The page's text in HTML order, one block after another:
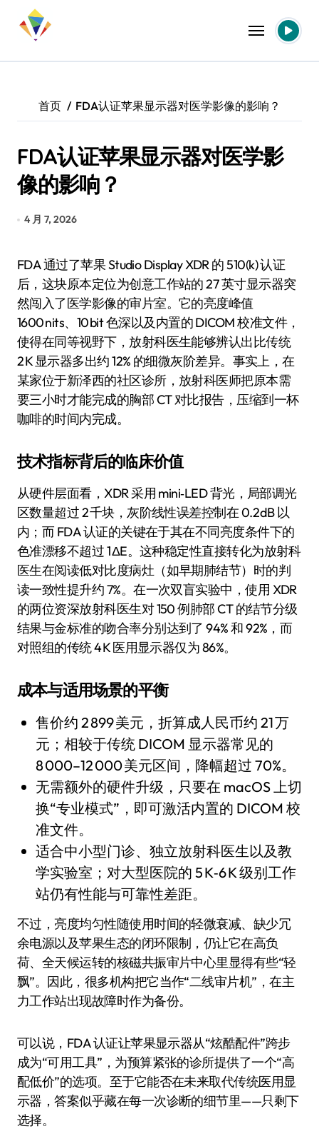
首页 FDA认证苹果显示器对医学影像的影响？
FDA认证苹果显示器对医学影
像的影响？
4 月 7, 2026
FDA 通过了苹果 Studio Display XDR 的 510(k) 认证
后，这块原本定位为创意工作站的 27 英寸显示器突
然闯入了医学影像的审片室。它的亮度峰值
1600 nits、10 bit 色深以及内置的 DICOM 校准文件，
使得在同等视野下，放射科医生能够辨认出比传统
2 K 显示器多出约 12% 的细微灰阶差异。事实上，在
某家位于新泽西的社区诊所，放射科医师把原本需
要三小时才能完成的胸部 CT 对比报告，压缩到一杯
咖啡的时间内完成。
技术指标背后的临床价值
从硬件层面看，XDR 采用 mini‑LED 背光，局部调光
区数量超过 2 千块，灰阶线性误差控制在 0.2 dB 以
内；而 FDA 认证的关键在于其在不同亮度条件下的
色准漂移不超过 1 ΔE。这种稳定性直接转化为放射科
医生在阅读低对比度病灶（如早期肺结节）时的判
读一致性提升约 7%。在一次双盲实验中，使用 XDR
的两位资深放射科医生对 150 例肺部 CT 的结节分级
结果与金标准的吻合率分别达到了 94% 和 92%，而
对照组的传统 4 K 医用显示器仅为 86%。
成本与适用场景的平衡
售价约 2 899 美元，折算成人民币约 21 万
元；相较于传统 DICOM 显示器常见的
8 000–12 000 美元区间，降幅超过 70%。
无需额外的硬件升级，只要在 macOS 上切
换“专业模式”，即可激活内置的 DICOM 校
准文件。
适合中小型门诊、独立放射科医生以及教
学实验室；对大型医院的 5 K‑6 K 级别工作
站仍有性能与可靠性差距。
不过，亮度均匀性随使用时间的轻微衰减、缺少冗
余电源以及苹果生态的闭环限制，仍让它在高负
荷、全天候运转的核磁共振审片中心里显得有些“轻
飘”。因此，很多机构把它当作“二线审片机”，在主
力工作站出现故障时作为备份。
可以说，FDA 认证让苹果显示器从“炫酷配件”跨步
成为“可用工具”，为预算紧张的诊所提供了一个“高
配低价”的选项。至于它能否在未来取代传统医用显
示器，答案似乎藏在每一次诊断的细节里——只剩下
选择。